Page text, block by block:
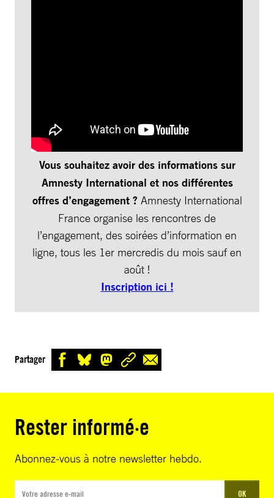
Vous souhaitez avoir des informations sur
Amnesty International et nos différentes
offres d’engagement ? Amnesty International
France organise les rencontres de
l’engagement, des soirées d’information en
ligne, tous les 1er mercredis du mois sauf en
août !
Inscription ici !
Partager
Rester informé·e
Abonnez-vous à notre newsletter hebdo.
OK